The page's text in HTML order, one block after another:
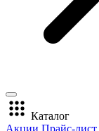
Каталог
Акции Прайс-лист